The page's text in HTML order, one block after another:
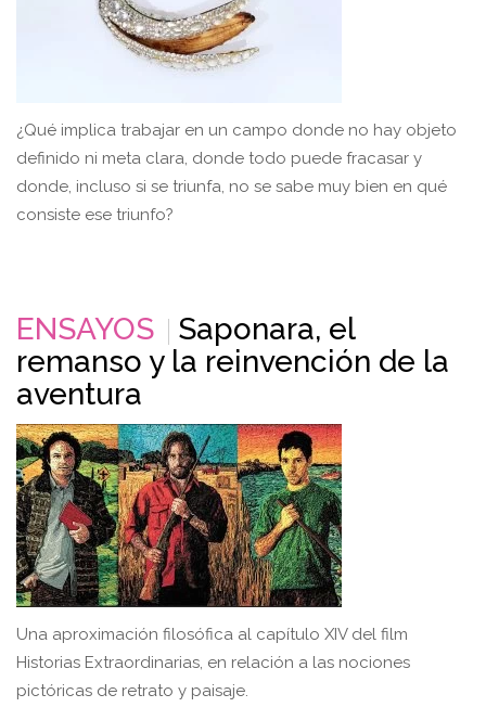
¿Qué implica trabajar en un campo donde no hay objeto
definido ni meta clara, donde todo puede fracasar y
donde, incluso si se triunfa, no se sabe muy bien en qué
consiste ese triunfo?
ENSAYOS
Saponara, el
remanso y la reinvención de la
aventura
Una aproximación filosófica al capítulo XIV del film
Historias Extraordinarias, en relación a las nociones
pictóricas de retrato y paisaje.